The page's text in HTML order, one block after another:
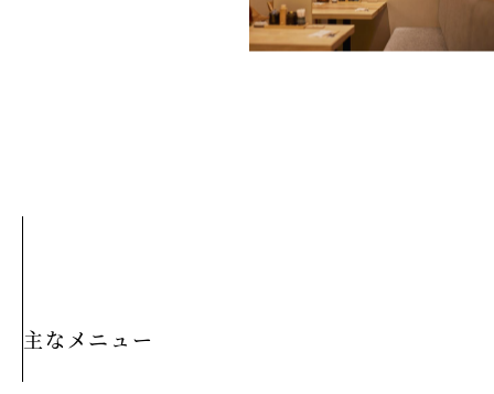
主なメニュー